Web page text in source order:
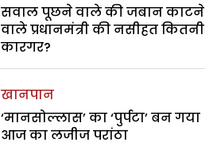
सवाल पूछने वाले की जबान काटने
वाले प्रधानमंत्री की नसीहत कितनी
कारगर?
खानपान
‘मानसोल्लास’ का ‘पुर्पटा’ बन गया
आज का लजीज परांठा